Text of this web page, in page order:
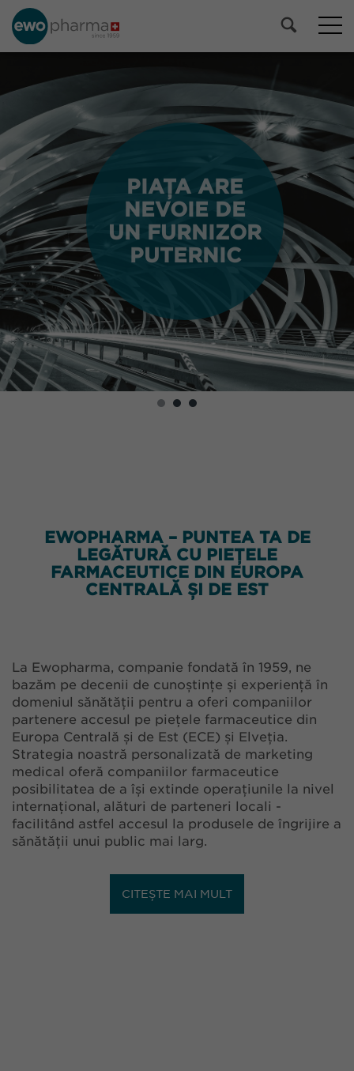
PIAȚA ARE
NEVOIE DE
UN FURNIZOR
PUTERNIC
PIAȚA ARE
NEVOIE DE
UN FURNIZOR
PUTERNIC
EWOPHARMA – PUNTEA TA DE
LEGĂTURĂ CU PIEȚELE
FARMACEUTICE DIN EUROPA
CENTRALĂ ȘI DE EST
La Ewopharma, companie fondată în 1959, ne
bazăm pe decenii de cunoștințe și experiență în
domeniul sănătății pentru a oferi companiilor
partenere accesul pe piețele farmaceutice din
Europa Centrală și de Est (ECE) și Elveția.
Strategia noastră personalizată de marketing
medical oferă companiilor farmaceutice
posibilitatea de a își extinde operațiunile la nivel
internațional, alături de parteneri locali -
facilitând astfel accesul la produsele de îngrijire a
sănătății unui public mai larg.
CITEȘTE MAI MULT